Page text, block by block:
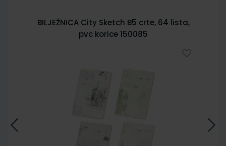
BILJEŽNICA City Sketch B5 crte, 64 lista,
pvc korice 150085